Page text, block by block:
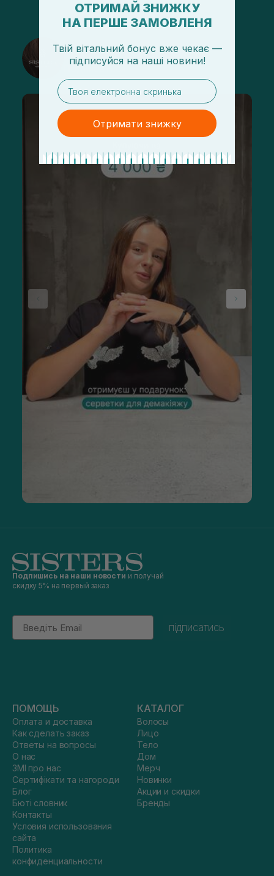
@sisters_stelmakh в Instagram
Подписаться
Подпишись на наши новости и получай
скидку 5% на первый заказ
Email
підписатись
ПОМОЩЬ
Оплата и доставка
Как сделать заказ
Ответы на вопросы
О нас
ЗМІ про нас
Сертифікати та нагороди
Блог
Бюті словник
Контакты
Условия использования
сайта
Политика
конфиденциальности
КАТАЛОГ
Волосы
Лицо
Тело
Дом
Мерч
Новинки
Акции и скидки
Бренды
ОТРИМАЙ ЗНИЖКУ
НА ПЕРШЕ ЗАМОВЛЕНЯ
Твій вітальний бонус вже чекає —
підписуйся на наші новини!
email
Отримати знижку